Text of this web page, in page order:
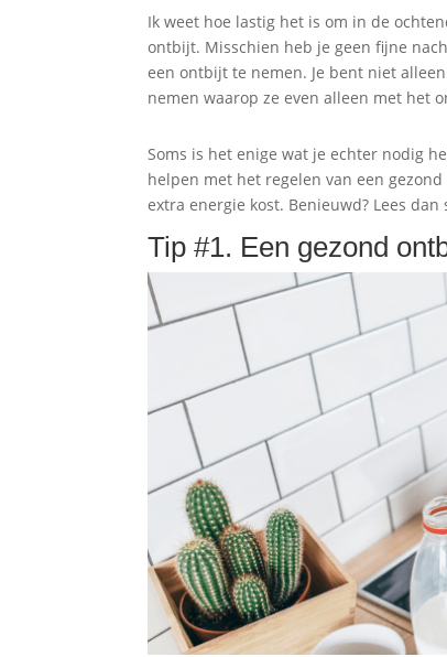
Ik weet hoe lastig het is om in de
ontbijt. Misschien heb je geen fijne
een ontbijt te nemen. Je bent niet
nemen waarop ze even alleen met het
Soms is het enige wat je echter nodig
helpen met het regelen van een
extra energie kost. Benieuwd? Lees dan
Tip #1. Een gezond